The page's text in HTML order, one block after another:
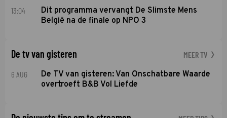
13:04
Dit programma vervangt De Slimste Mens
België na de finale op NPO 3
De tv van gisteren MEER TV
6 AUG
De TV van gisteren: Van Onschatbare Waarde
overtroeft B&B Vol Liefde